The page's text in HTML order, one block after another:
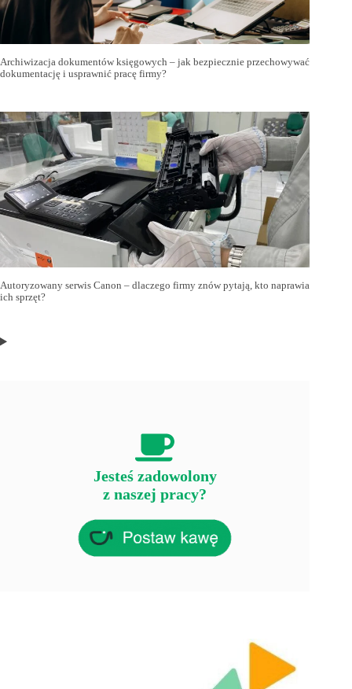
Archiwizacja dokumentów księgowych – jak bezpiecznie przechowywać
dokumentację i usprawnić pracę firmy?
Autoryzowany serwis Canon – dlaczego firmy znów pytają, kto naprawia
ich sprzęt?
Jesteś zadowolony
z naszej pracy?